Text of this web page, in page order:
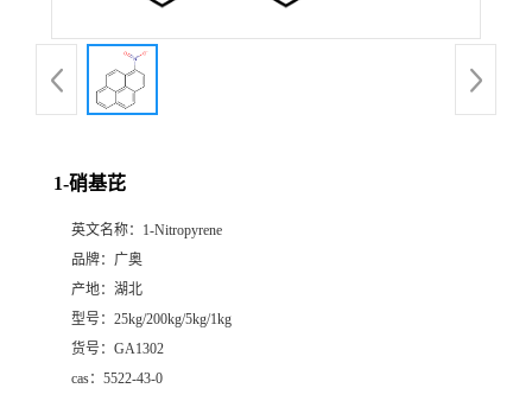
1-硝基芘
英文名称： 1-Nitropyrene
品牌： 广奥
产地： 湖北
型号： 25kg/200kg/5kg/1kg
货号： GA1302
cas： 5522-43-0